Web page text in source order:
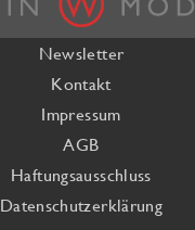
Newsletter
Kontakt
Impressum
AGB
Haftungsausschluss
Datenschutzerklärung